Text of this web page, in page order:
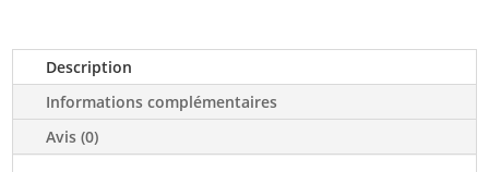
T4
n.c.
n.c.kw
n.c.tr/min
IE3
Description
Informations complémentaires
Avis (0)